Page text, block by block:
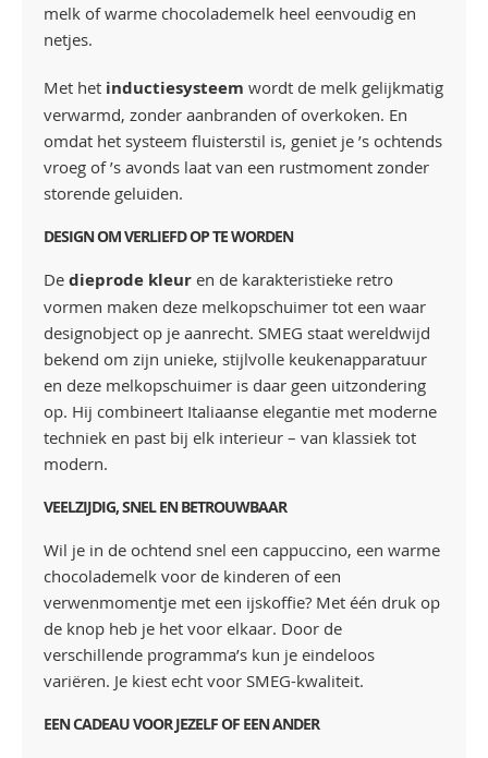
melk of warme chocolademelk heel eenvoudig en
netjes.
Met het inductiesysteem wordt de melk gelijkmatig
verwarmd, zonder aanbranden of overkoken. En
omdat het systeem fluisterstil is, geniet je ’s ochtends
vroeg of ’s avonds laat van een rustmoment zonder
storende geluiden.
DESIGN OM VERLIEFD OP TE WORDEN
De dieprode kleur en de karakteristieke retro
vormen maken deze melkopschuimer tot een waar
designobject op je aanrecht. SMEG staat wereldwijd
bekend om zijn unieke, stijlvolle keukenapparatuur
en deze melkopschuimer is daar geen uitzondering
op. Hij combineert Italiaanse elegantie met moderne
techniek en past bij elk interieur – van klassiek tot
modern.
VEELZIJDIG, SNEL EN BETROUWBAAR
Wil je in de ochtend snel een cappuccino, een warme
chocolademelk voor de kinderen of een
verwenmomentje met een ijskoffie? Met één druk op
de knop heb je het voor elkaar. Door de
verschillende programma’s kun je eindeloos
variëren. Je kiest echt voor SMEG-kwaliteit.
EEN CADEAU VOOR JEZELF OF EEN ANDER